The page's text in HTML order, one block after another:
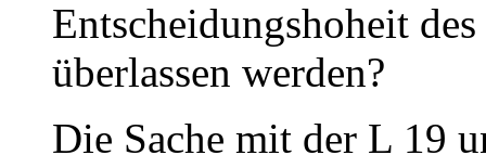
Entscheidungshoheit
überlassen werden?
Die Sache mit der L 19